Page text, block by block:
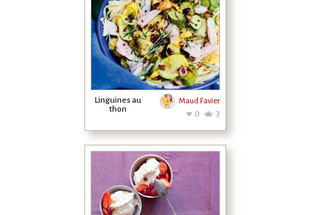
Linguines au
thon
Maud Favier
0 3